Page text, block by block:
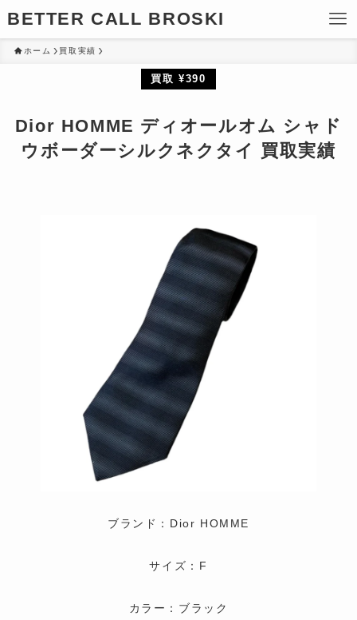
BETTER CALL BROSKI
ホーム 買取実績
買取 ¥390
Dior HOMME ディオールオム シャド
ウボーダーシルクネクタイ 買取実績
ブランド：Dior HOMME
サイズ：F
カラー：ブラック